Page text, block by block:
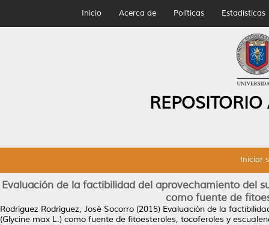
Inicio Acerca de Políticas Estadísticas
Iniciar
Evaluación de la factibilidad del aprovechamiento del
como fuente de
Rodríguez Rodríguez, José Socorro (2015) Evaluación de la
(Glycine max L.) como fuente de fitoesteroles, tocoferoles y